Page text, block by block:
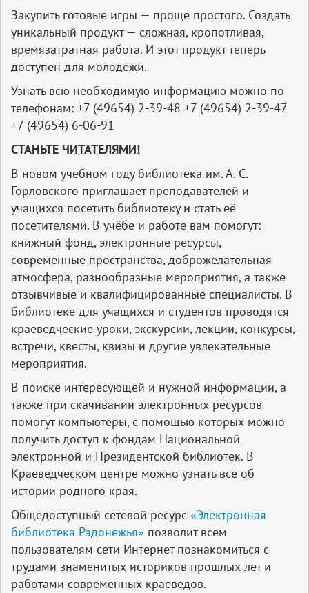
Закупить готовые игры — проще простого. Создать
уникальный продукт — сложная, кропотливая,
времязатратная работа. И этот продукт теперь
доступен для молодёжи.
Узнать всю необходимую информацию можно по
телефонам: +7 (49654) 2-39-48 +7 (49654) 2-39-47
+7 (49654) 6-06-91
СТАНЬТЕ ЧИТАТЕЛЯМИ!
В новом учебном году библиотека им. А. С.
Горловского приглашает преподавателей и
учащихся посетить библиотеку и стать её
посетителями. В учёбе и работе вам помогут:
книжный фонд, электронные ресурсы,
современные пространства, доброжелательная
атмосфера, разнообразные мероприятия, а также
отзывчивые и квалифицированные специалисты. В
библиотеке для учащихся и студентов проводятся
краеведческие уроки, экскурсии, лекции, конкурсы,
встречи, квесты, квизы и другие увлекательные
мероприятия.
В поиске интересующей и нужной информации, а
также при скачивании электронных ресурсов
помогут компьютеры, с помощью которых можно
получить доступ к фондам Национальной
электронной и Президентской библиотек. В
Краеведческом центре можно узнать всё об
истории родного края.
Общедоступный сетевой ресурс «Электронная
библиотека Радонежья» позволит всем
пользователям сети Интернет познакомиться с
трудами знаменитых историков прошлых лет и
работами современных краеведов.